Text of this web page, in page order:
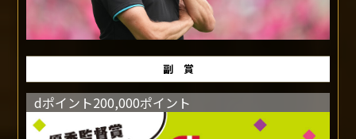
MANAGER OF THE YEAR
優秀監督賞
サンフレッチェ広島
ミヒャエル スキッベ監督